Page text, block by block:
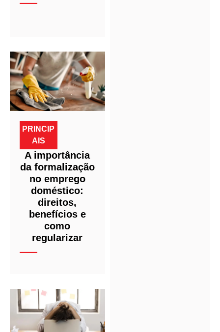
PRINCIP
AIS
A importância
da formalização
no emprego
doméstico:
direitos,
benefícios e
como
regularizar